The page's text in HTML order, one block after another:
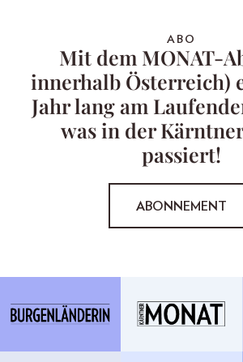
ABO
Mit dem MONAT-
innerhalb Österreich)
Jahr lang am
was in der
passiert!
ABONNEMENT